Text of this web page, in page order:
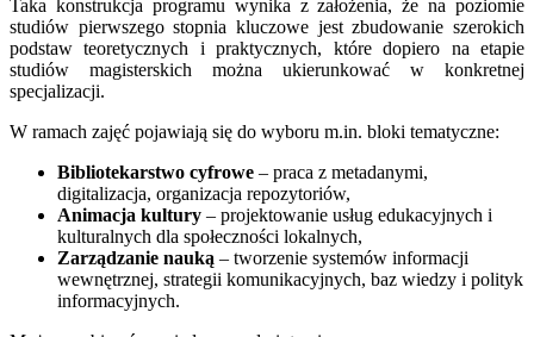
Taka konstrukcja programu wynika z założenia, że na poziomie
studiów pierwszego stopnia kluczowe jest zbudowanie szerokich
podstaw teoretycznych i praktycznych, które dopiero na etapie
studiów magisterskich można ukierunkować w konkretnej
specjalizacji.
W ramach zajęć pojawiają się do wyboru m.in. bloki tematyczne:
Bibliotekarstwo cyfrowe – praca z metadanymi,
digitalizacja, organizacja repozytoriów,
Animacja kultury – projektowanie usług edukacyjnych i
kulturalnych dla społeczności lokalnych,
Zarządzanie nauką – tworzenie systemów informacji
wewnętrznej, strategii komunikacyjnych, baz wiedzy i polityk
informacyjnych.